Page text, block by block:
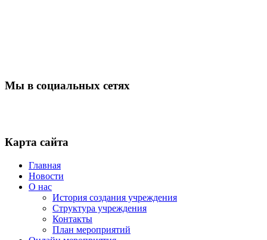
Мы в социальных сетях
Карта сайта
Главная
Новости
О нас
История создания учреждения
Структура учреждения
Контакты
План мероприятий